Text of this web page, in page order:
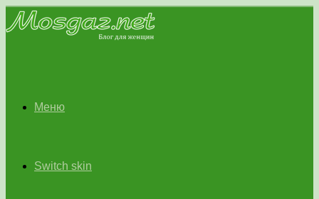
Меню
Switch skin